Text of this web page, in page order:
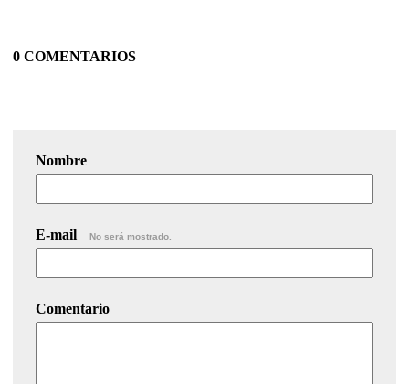
0 COMENTARIOS
Nombre
E-mail No será mostrado.
Comentario